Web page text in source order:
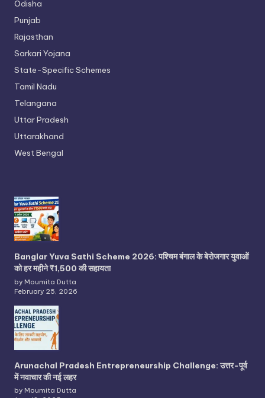
Odisha
Punjab
Rajasthan
Sarkari Yojana
State-Specific Schemes
Tamil Nadu
Telangana
Uttar Pradesh
Uttarakhand
West Bengal
Banglar Yuva Sathi Scheme 2026: पश्चिम बंगाल के बेरोजगार युवाओं
को हर महीने ₹1,500 की सहायता
by Moumita Dutta
February 25, 2026
Arunachal Pradesh Entrepreneurship Challenge: उत्तर-पूर्व
में नवाचार की नई लहर
by Moumita Dutta